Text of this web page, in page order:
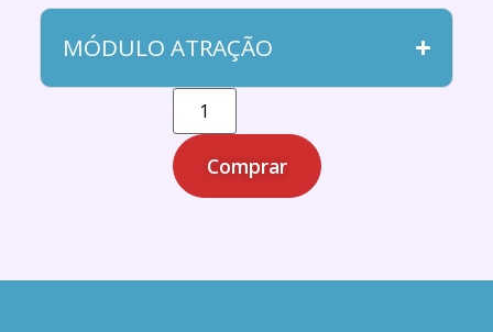
MÓDULO ATRAÇÃO
Comprar